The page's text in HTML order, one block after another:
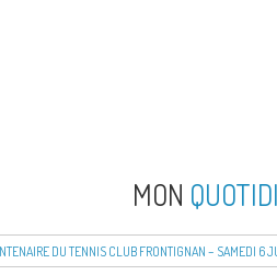
LA MON
DU TENNIS CLUB FRONTIGNAN – SAMEDI 6